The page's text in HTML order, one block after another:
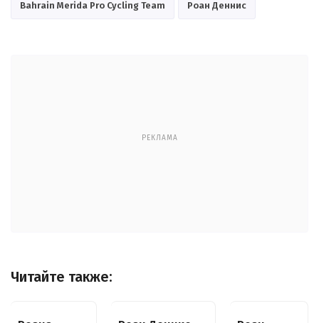
Bahrain Merida Pro Cycling Team Роан Деннис
РЕКЛАМА
Читайте также: